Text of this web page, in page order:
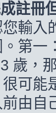
註冊
輸入
第一
歲，
可能
由自